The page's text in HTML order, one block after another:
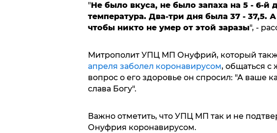
"Не было вкуса, не было запаха на 5 - 6-й
температура. Два-три дня была 37 - 37,5.
чтобы никто не умер от этой заразы", -
Митрополит УПЦ МП Онуфрий, который
апреля заболел коронавирусом, общаться с
вопрос о его здоровье он спросил: "А ваше
слава Богу".
Важно отметить, что УПЦ МП так и не
Онуфрия коронавирусом.